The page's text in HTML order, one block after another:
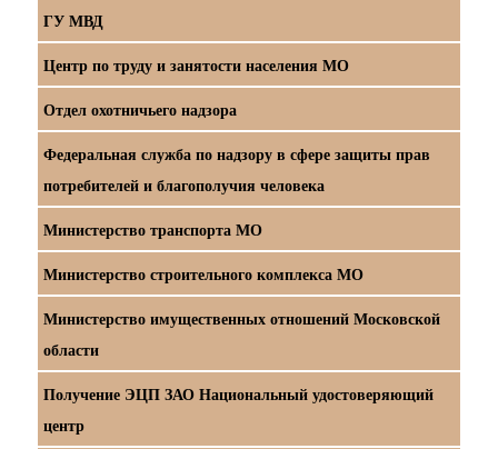
ГУ МВД
Центр по труду и занятости населения МО
Отдел охотничьего надзора
Федеральная служба по надзору в сфере защиты прав
потребителей и благополучия человека
Министерство транспорта МО
Министерство строительного комплекса МО
Министерство имущественных отношений Московской
области
Получение ЭЦП ЗАО Национальный удостоверяющий
центр